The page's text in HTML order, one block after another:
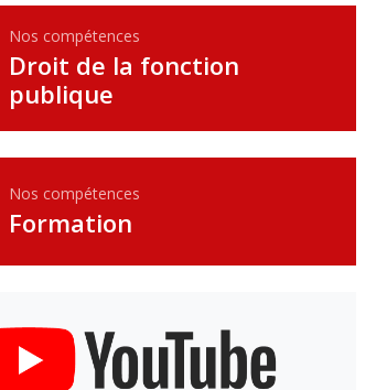
Nos compétences
Droit de la fonction
publique
Nos compétences
Formation